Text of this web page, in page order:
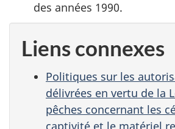
des années 1990.
Liens connexes
Politiques sur les
délivrées en vertu de la
pêches concernant les
captivité et le matériel